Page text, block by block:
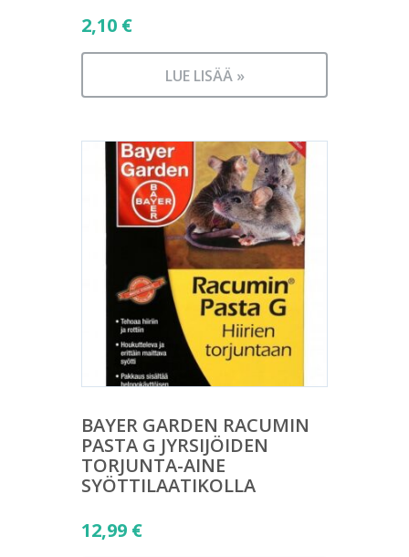
2,10 €
LUE LISÄÄ »
BAYER GARDEN RACUMIN
PASTA G JYRSIJÖIDEN
TORJUNTA-AINE
SYÖTTILAATIKOLLA
12,99 €